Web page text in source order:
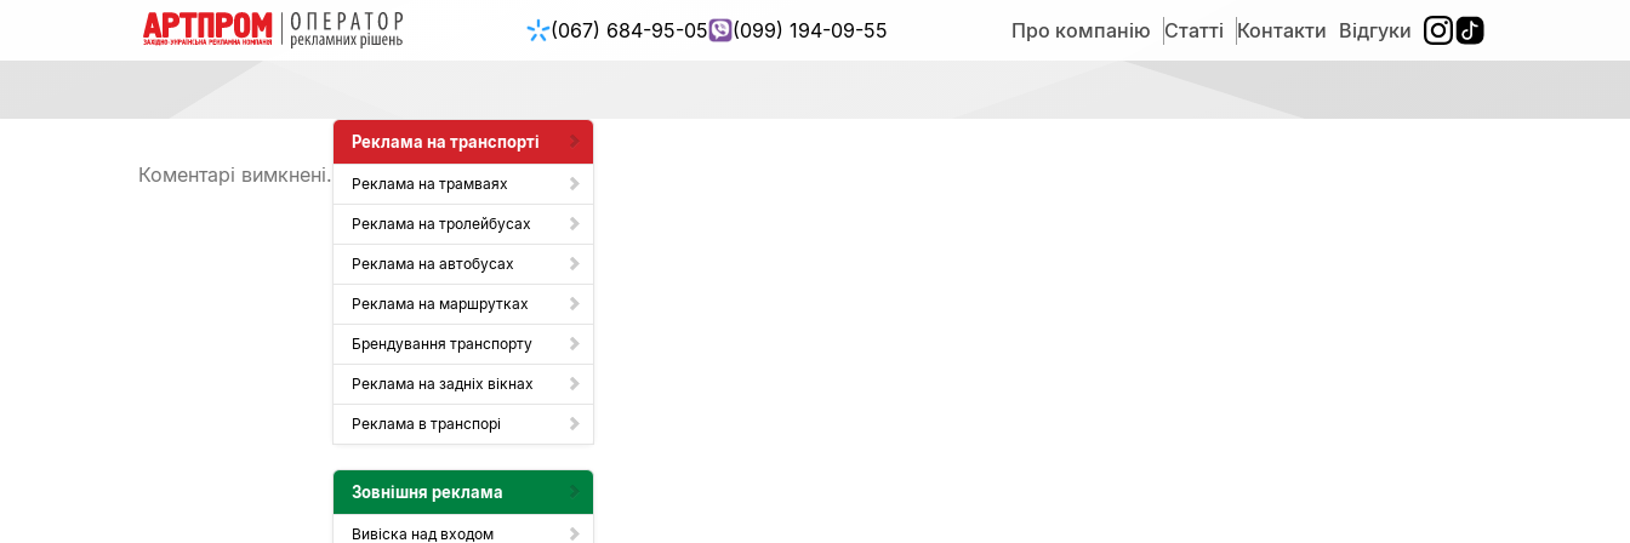
(067) 684-95-05 (099) 194-09-55 Про компанію Статті Контакти Відгуки
qqqqqqq
Коментарі вимкнені.
Реклама на транспорті
Реклама на трамваях
Реклама на тролейбусах
Реклама на автобусах
Реклама на маршрутках
Брендування транспорту
Реклама на задніх вікнах
Реклама в транспорі
Зовнішня реклама
Вивіска над входом